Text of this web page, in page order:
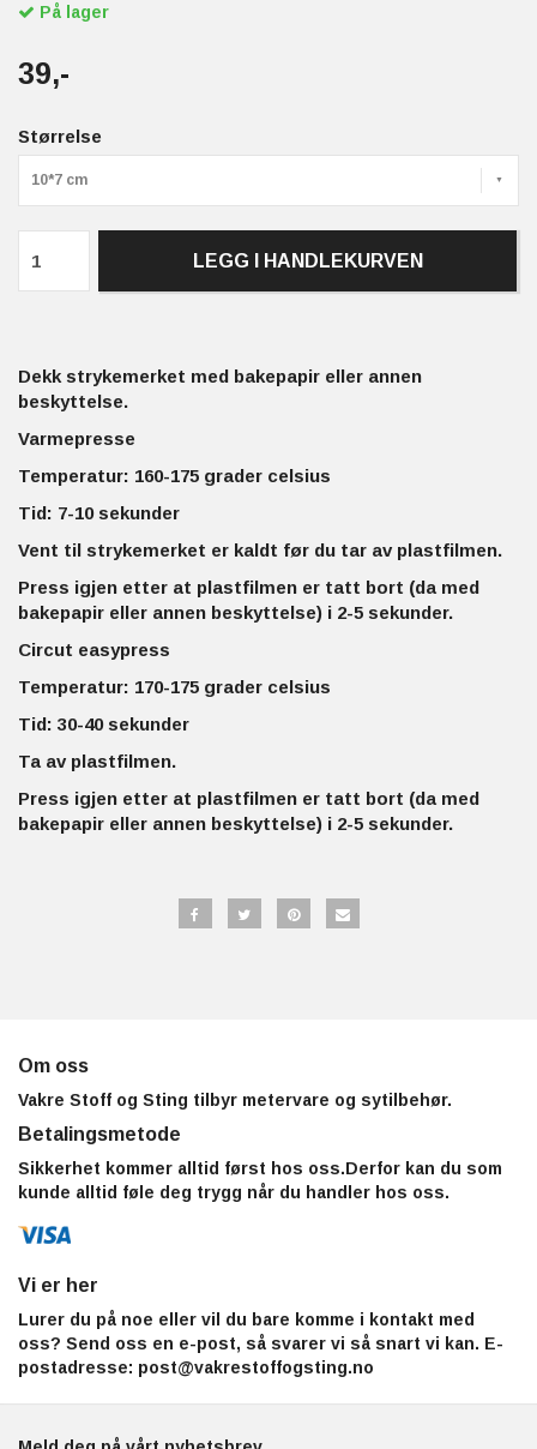
På lager
39,-
Størrelse
10*7 cm
LEGG I HANDLEKURVEN
Dekk strykemerket med bakepapir eller annen
beskyttelse.
Varmepresse
Temperatur: 160-175 grader celsius
Tid: 7-10 sekunder
Vent til strykemerket er kaldt før du tar av plastfilmen.
Press igjen etter at plastfilmen er tatt bort (da med
bakepapir eller annen beskyttelse) i 2-5 sekunder.
Circut easypress
Temperatur: 170-175 grader celsius
Tid: 30-40 sekunder
Ta av plastfilmen.
Press igjen etter at plastfilmen er tatt bort (da med
bakepapir eller annen beskyttelse) i 2-5 sekunder.
Om oss
Vakre Stoff og Sting tilbyr metervare og sytilbehør.
Betalingsmetode
Sikkerhet kommer alltid først hos oss.Derfor kan du som
kunde alltid føle deg trygg når du handler hos oss.
Vi er her
Lurer du på noe eller vil du bare komme i kontakt med
oss? Send oss en e-post, så svarer vi så snart vi kan. E-
postadresse: post@vakrestoffogsting.no